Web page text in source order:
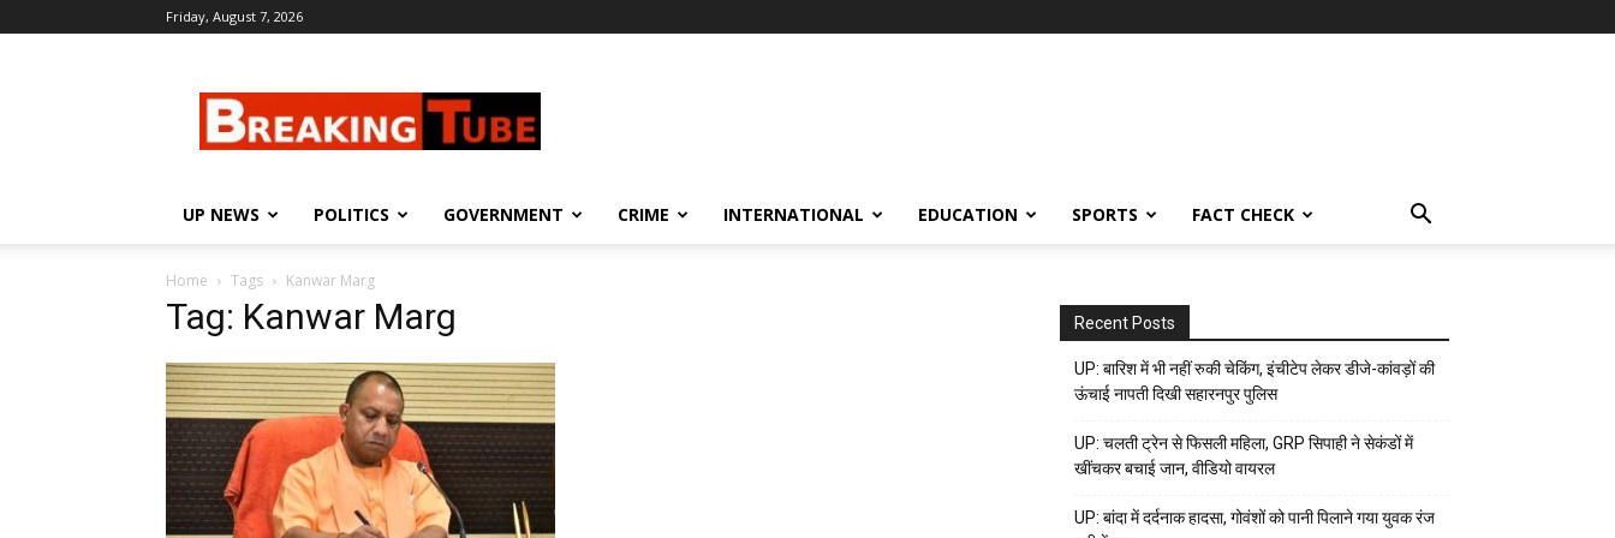
Friday, August 7, 2026
UP NEWS POLITICS GOVERNMENT CRIME INTERNATIONAL EDUCATION SPORTS FACT CHECK
Home Tags Kanwar Marg
Tag: Kanwar Marg Recent Posts
UP: बारिश में भी नहीं रुकी चेकिंग, इंचीटेप लेकर डीजे-कांवड़ों की
ऊंचाई नापती दिखी सहारनपुर पुलिस
UP: चलती ट्रेन से फिसली महिला, GRP सिपाही ने सेकंडों में
खींचकर बचाई जान, वीडियो वायरल
UP: बांदा में दर्दनाक हादसा, गोवंशों को पानी पिलाने गया युवक रंज